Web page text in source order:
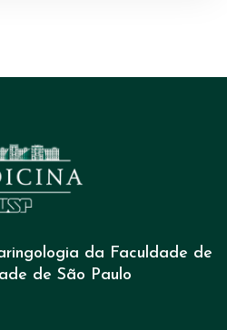
da Faculdade de
de São Paulo